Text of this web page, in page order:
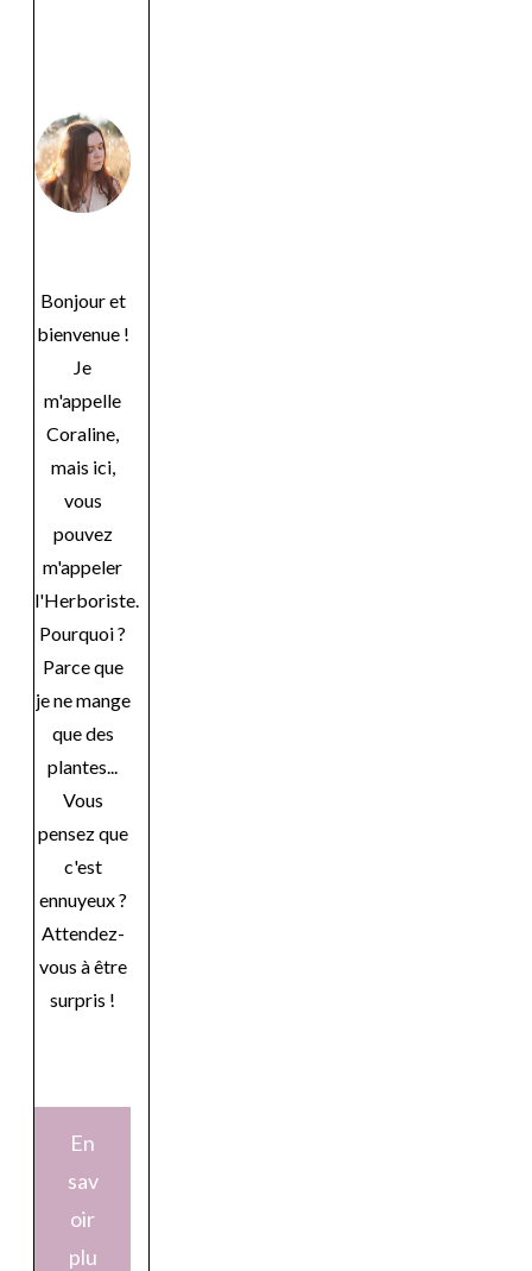
Bonjour et
bienvenue !
Je
m'appelle
Coraline,
mais ici,
vous
pouvez
m'appeler
l'Herboriste.
Pourquoi ?
Parce que
je ne mange
que des
plantes...
Vous
pensez que
c'est
ennuyeux ?
Attendez-
vous à être
surpris !
En
sav
oir
plu